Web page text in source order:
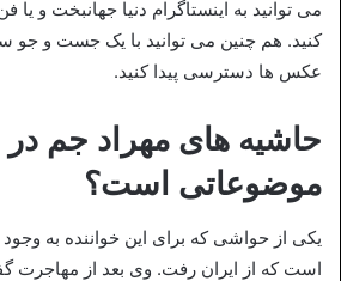
می توانید به اینستاگرام دنیا جهانبخت و یا
کنید. هم چنین می توانید با یک جست و جو
عکس ها دسترسی پیدا کنید.
حاشیه های مهراد جم در
موضوعاتی است؟
یکی از حواشی که برای این خواننده به
است که از ایران رفت. وی بعد از مهاجرت